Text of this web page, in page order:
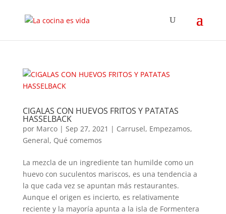
CIGALAS CON HUEVOS FRITOS Y PATATAS
HASSELBACK
por Marco| Sep 27, 2021 | Carrusel, Empezamos,
General, Qué comemos
La mezcla de un ingrediente tan humilde como un
huevo con suculentos mariscos, es una tendencia a
la que cada vez se apuntan más restaurantes.
Aunque el origen es incierto, es relativamente
reciente y la mayoría apunta a la isla de Formentera